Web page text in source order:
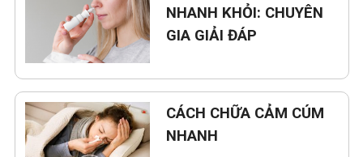
NHANH KHỎI: CHUYÊN
GIA GIẢI ĐÁP
CÁCH CHỮA CẢM CÚM
NHANH